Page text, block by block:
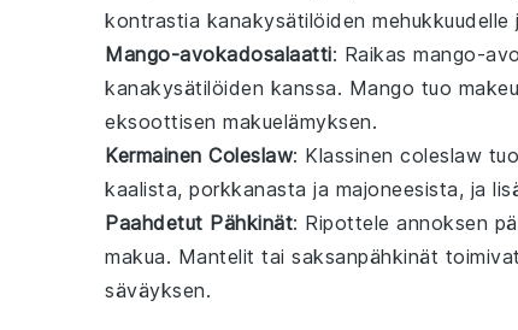
kontrastia kanakysätilöiden
Mango-avokadosalaatti: Raikas mango-
kanakysätilöiden kanssa. Mango tuo
eksoottisen makuelämyksen.
Kermainen Coleslaw: Klassinen coleslaw
kaalista, porkkanasta ja majoneesista, ja
Paahdetut Pähkinät: Ripottele annoksen
makua. Mantelit tai saksanpähkinät
säväyksen.